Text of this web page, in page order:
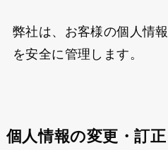
弊社は、お客様の個人情
を安全に管理します。
個人情報の変更・訂